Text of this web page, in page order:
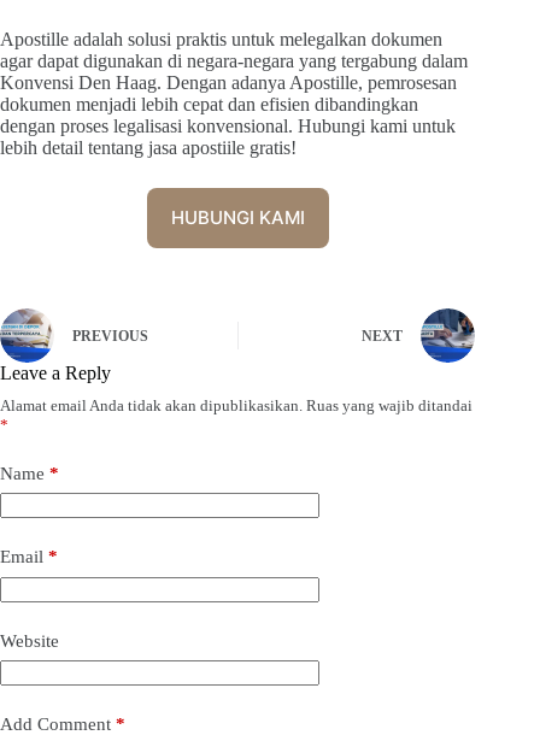
Apostille adalah solusi praktis untuk melegalkan dokumen
agar dapat digunakan di negara-negara yang tergabung dalam
Konvensi Den Haag. Dengan adanya Apostille, pemrosesan
dokumen menjadi lebih cepat dan efisien dibandingkan
dengan proses legalisasi konvensional. Hubungi kami untuk
lebih detail tentang jasa apostiile gratis!
HUBUNGI KAMI
PREVIOUS NEXT
Leave a Reply
Alamat email Anda tidak akan dipublikasikan. Ruas yang wajib ditandai
*
Name *
Email *
Website
Add Comment *